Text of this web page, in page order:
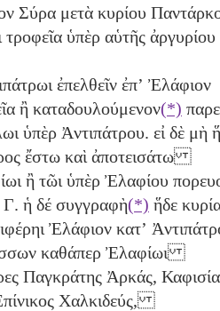
Σύρα μετὰ κυρίου
τροφεῖα ὑπὲρ αὑτῆς
ἐπελθεῖν ἐπʼ Ἐλάφιον
ἢ καταδουλούμενον(*)
ὑπὲρ Ἀντιπάτρου. εἰ δὲ μὴ
ἔστω καὶ ἀποτεισάτω
ἢ τῶι ὑπὲρ Ἐλαφίου
Γ. ἡ δέ συγγραφὴ(*) ἥδε
Ἐλάφιον κατʼ
καθάπερ Ἐλαφίωι
Παγκράτης Ἀρκάς,
Χαλκιδεύς,